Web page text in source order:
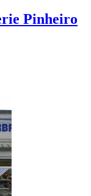
Pinheiro